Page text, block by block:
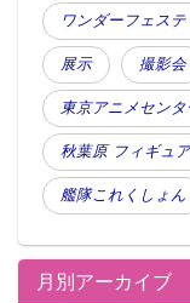
ワンダーフェス
展示 撮影会
東京アニメセンタ
秋葉原 フィギュ
艦隊これくしょん
月別アーカイブ